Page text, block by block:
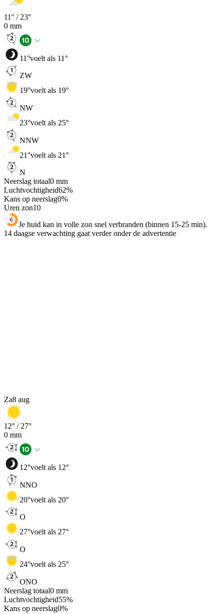
11° / 23°
0 mm
11°voelt als 11°
ZW
19°voelt als 19°
NW
23°voelt als 25°
NNW
21°voelt als 21°
N
Neerslag totaal0 mm
Luchtvochtigheid62%
Kans op neerslag0%
Uren zon10
Je huid kan in volle zon snel verbranden (binnen 15-25 min).
14 daagse verwachting gaat verder onder de advertentie
Za8 aug
12° / 27°
0 mm
12°voelt als 12°
NNO
20°voelt als 20°
O
27°voelt als 27°
O
24°voelt als 25°
ONO
Neerslag totaal0 mm
Luchtvochtigheid55%
Kans op neerslag0%